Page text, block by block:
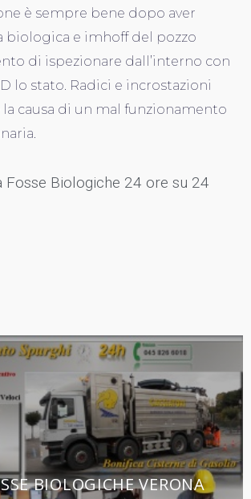
è sempre bene dopo aver
biologica e imhoff del pozzo
di ispezionare dall’interno con
lo stato. Radici e incrostazioni
causa di un mal funzionamento
Fosse Biologiche 24 ore su 24
BIOLOGICHE VERONA